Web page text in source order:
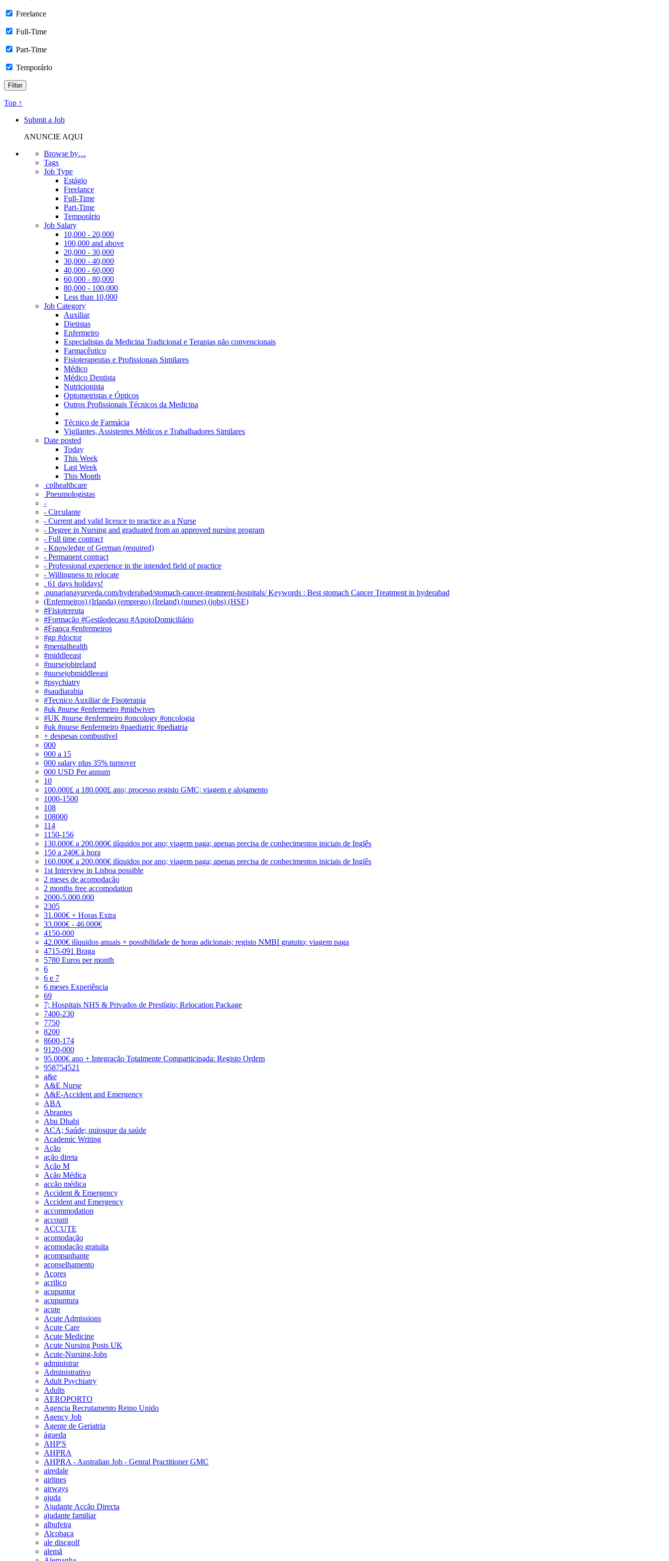
Freelance
Full-Time
Part-Time
Temporário
Top ↑
Submit a Job
ANUNCIE AQUI
Browse by…
Tags
Job Type
Estágio
Freelance
Full-Time
Part-Time
Temporário
Job Salary
10,000 - 20,000
100,000 and above
20,000 - 30,000
30,000 - 40,000
40,000 - 60,000
60,000 - 80,000
80,000 - 100,000
Less than 10,000
Job Category
Auxiliar
Dietistas
Enfermeiro
Especialistas da Medicina Tradicional e Terapias não convencionais
Farmacêutico
Fisioterapeutas e Profissionais Similares
Médico
Médico Dentista
Nutricionista
Optometristas e Ópticos
Outros Profissionais Técnicos da Medicina
Técnico de Farmácia
Vigilantes, Assistentes Médicos e Trabalhadores Similares
Date posted
Today
This Week
Last Week
This Month
‎ cplhealthcare‬
Pneumologistas
-
- Circulante
- Current and valid licence to practice as a Nurse
- Degree in Nursing and graduated from an approved nursing program
- Full time contract
- Knowledge of German (required)
- Permanent contract
- Professional experience in the intended field of practice
- Willingness to relocate
. 61 days holidays!
.punarjanayurveda.com/hyderabad/stomach-cancer-treatment-hospitals/ Keywords : Best stomach Cancer Treatment in hyderabad
(Enfermeiros) (Irlanda) (emprego) (Ireland) (nurses) (jobs) (HSE)
#Fisiotereuta
#Formação #Gestãodecaso #ApoioDomiciliário
#França #enfermeiros
#gp #doctor
#mentalhealth
#middleeast
#nursejobireland
#nursejobmiddleeast
#psychiatry
#saudiarabia
#Tecnico Auxiliar de Fisoterapia
#uk #nurse #enfermeiro #midwives
#UK #nurse #enfermeiro #oncology #oncologia
#uk #nurse #enfermeiro #paediatric #pediatria
+ despesas combustivel
000
000 a 15
000 salary plus 35% turnover
000 USD Per annum
10
100.000£ a 180.000£ ano; processo registo GMC; viagem e alojamento
1000-1500
108
108000
114
1150-156
130.000€ a 200.000€ ilíquidos por ano; viagem paga; apenas precisa de conhecimentos iniciais de Inglês
150 a 240€ à hora
160.000€ a 200.000€ ilíquidos por ano; viagem paga; apenas precisa de conhecimentos iniciais de Inglês
1st Interview in Lisboa possible
2 meses de acomodação
2 months free accomodation
2000-5.000.000
2305
31.000€ + Horas Extra
33.000€ - 46.000€
4150-000
42.000€ ilíquidos anuais + possibilidade de horas adicionais; registo NMBI gratuito; viagem paga
4715-091 Braga
5780 Euros per month
6
6 e 7
6 meses Experiência
69
7; Hospitais NHS & Privados de Prestígio; Relocation Package
7400-230
7750
8200
8600-174
9120-000
95.000€ ano + Integração Totalmente Comparticipada: Registo Ordem
958754521
a&e
A&E Nurse
A&E-Accident and Emergency
ABA
Abrantes
Abu Dhabi
ACA; Saúde; quiosque da saúde
Academic Writing
Ação
ação direta
Ação M
Ação Médica
acção médica
Accident & Emergency
Accident and Emergency
accommodation
account
ACCUTE
acomodação
acomodação gratuita
acompanhante
aconselhamento
Açores
acrilico
acupuntor
acupuntura
acute
Acute Admissions
Acute Care
Acute Medicine
Acute Nursing Posts UK
Acute-Nursing-Jobs
administrar
Administrativo
Adult Psychiatry
Adults
AEROPORTO
Agencia Recrutamento Reino Unido
Agency Job
Agente de Geriatria
águeda
AHP'S
AHPRA
AHPRA - Australian Job - Genral Practitioner GMC
airedale
airlines
airways
ajuda
Ajudante Acção Directa
ajudante familiar
albufeira
Alcobaça
ale discgolf
alemã